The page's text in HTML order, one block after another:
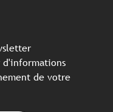
de votre